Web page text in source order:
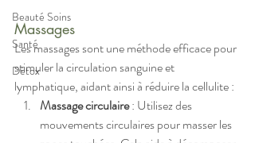
Beauté Soins
Santé
Détox
Massages
Les massages sont une méthode efficace pour
stimuler la circulation sanguine et
lymphatique, aidant ainsi à réduire la cellulite :
Massage circulaire : Utilisez des
mouvements circulaires pour masser les